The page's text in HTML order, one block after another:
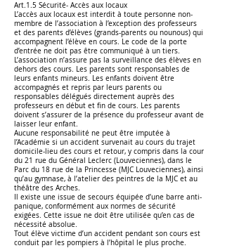
Art.1.5 Sécurité- Accès aux locaux
L’accès aux locaux est interdit à toute personne non-
membre de l’association à l’exception des professeurs
et des parents d’élèves (grands-parents ou nounous) qui
accompagnent l’élève en cours. Le code de la porte
d’entrée ne doit pas être communiqué à un tiers.
L’association n’assure pas la surveillance des élèves en
dehors des cours. Les parents sont responsables de
leurs enfants mineurs. Les enfants doivent être
accompagnés et repris par leurs parents ou
responsables délégués directement auprès des
professeurs en début et fin de cours. Les parents
doivent s’assurer de la présence du professeur avant de
laisser leur enfant.
Aucune responsabilité ne peut être imputée à
l’Académie si un accident survenait au cours du trajet
domicile-lieu des cours et retour, y compris dans la cour
du 21 rue du Général Leclerc (Louveciennes), dans le
Parc du 18 rue de la Princesse (MJC Louveciennes), ainsi
qu’au gymnase, à l’atelier des peintres de la MJC et au
théâtre des Arches.
Il existe une issue de secours équipée d’une barre anti-
panique, conformément aux normes de sécurité
exigées. Cette issue ne doit être utilisée qu’en cas de
nécessité absolue.
Tout élève victime d’un accident pendant son cours est
conduit par les pompiers à l’hôpital le plus proche.